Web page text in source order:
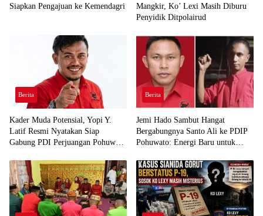
Siapkan Pengajuan ke Kemendagri
Mangkir, Ko’ Lexi Masih Diburu
Penyidik Ditpolairud
Berita
Kader Muda Potensial, Yopi Y.
Latif Resmi Nyatakan Siap
Gabung PDI Perjuangan Pohuwato
Berita
Jemi Hado Sambut Hangat
Bergabungnya Santo Ali ke PDIP
Pohuwato: Energi Baru untuk